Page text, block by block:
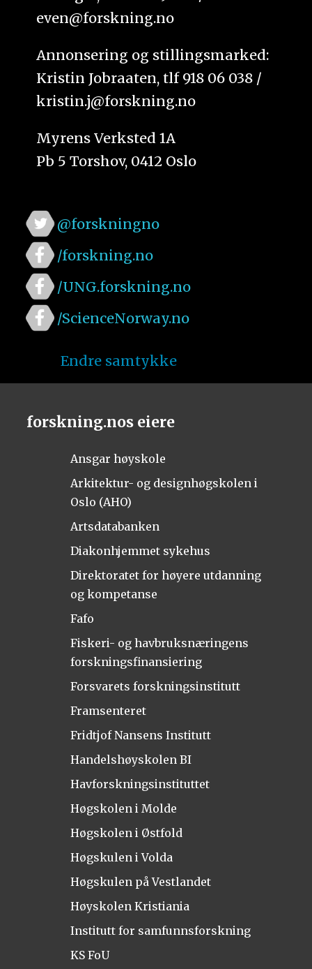
even@forskning.no
Annonsering og stillingsmarked:
Kristin Jobraaten, tlf 918 06 038 /
kristin.j@forskning.no
Myrens Verksted 1A
Pb 5 Torshov, 0412 Oslo
@forskningno
/forskning.no
/UNG.forskning.no
/ScienceNorway.no
Endre samtykke
forskning.nos eiere
Ansgar høyskole
Arkitektur- og designhøgskolen i
Oslo (AHO)
Artsdatabanken
Diakonhjemmet sykehus
Direktoratet for høyere utdanning
og kompetanse
Fafo
Fiskeri- og havbruksnæringens
forskningsfinansiering
Forsvarets forskningsinstitutt
Framsenteret
Fridtjof Nansens Institutt
Handelshøyskolen BI
Havforskningsinstituttet
Høgskolen i Molde
Høgskolen i Østfold
Høgskulen i Volda
Høgskulen på Vestlandet
Høyskolen Kristiania
Institutt for samfunnsforskning
KS FoU